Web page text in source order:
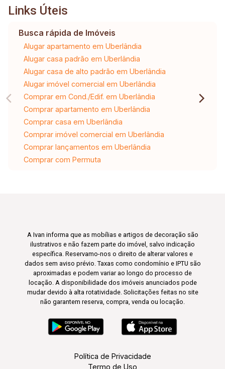
Links Úteis
Busca rápida de Imóveis
Alugar apartamento em Uberlândia
Alugar casa padrão em Uberlândia
Alugar casa de alto padrão em Uberlândia
Alugar imóvel comercial em Uberlândia
Comprar em Cond./Edif. em Uberlândia
Comprar apartamento em Uberlândia
Comprar casa em Uberlândia
Comprar imóvel comercial em Uberlândia
Comprar lançamentos em Uberlândia
Comprar com Permuta
A Ivan informa que as mobílias e artigos de decoração são
ilustrativos e não fazem parte do imóvel, salvo indicação
específica. Reservamo-nos o direito de alterar valores e
dados sem aviso prévio. Taxas como condomínio e IPTU são
aproximadas e podem variar ao longo do processo de
locação. A disponibilidade dos imóveis anunciados pode
mudar devido à alta rotatividade. Solicitações feitas no site
não garantem reserva, compra, venda ou locação.
Política de Privacidade
Termo de Uso